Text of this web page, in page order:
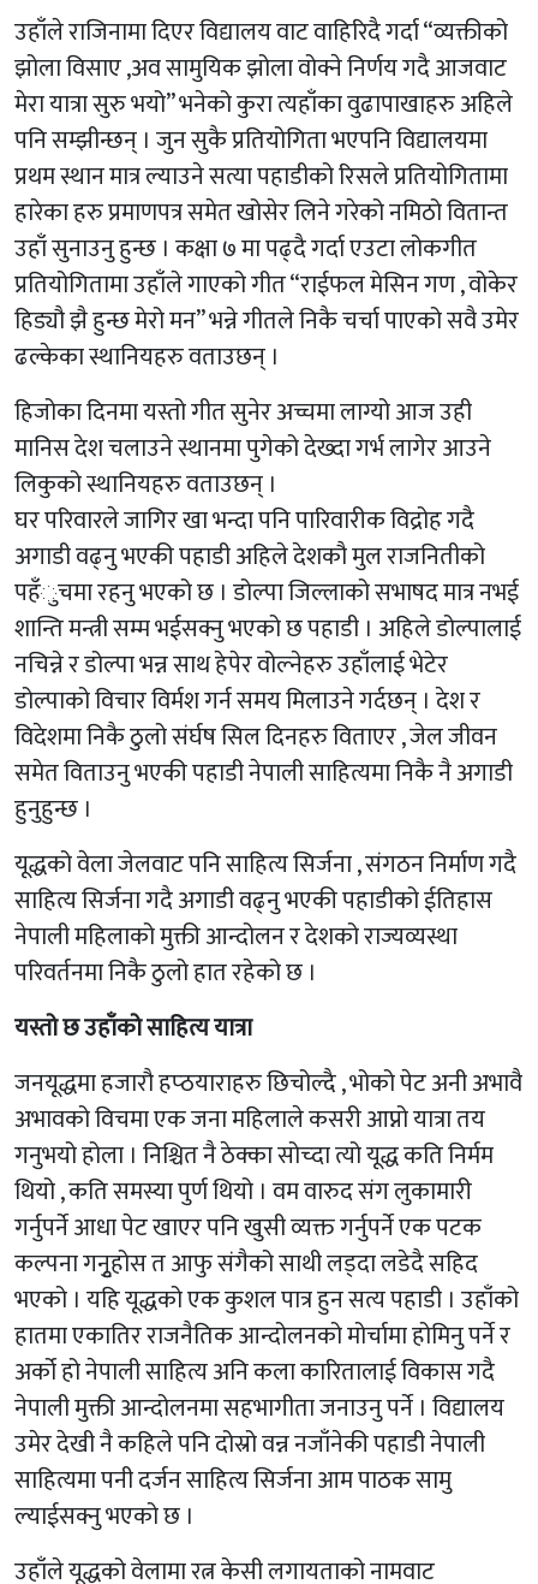
उहाँले राजिनामा दिएर विद्यालय वाट वाहिरिदै गर्दा “व्यक्तीको
झोला विसाए ,अव सामुयिक झोला वोक्ने निर्णय गदै आजवाट
मेरा यात्रा सुरु भयो” भनेको कुरा त्यहाँका वुढापाखाहरु अहिले
पनि सम्झीन्छन् । जुन सुकै प्रतियोगिता भएपनि विद्यालयमा
प्रथम स्थान मात्र ल्याउने सत्या पहाडीको रिसले प्रतियोगितामा
हारेका हरु प्रमाणपत्र समेत खोसेर लिने गरेको नमिठो वितान्त
उहाँ सुनाउनु हुन्छ । कक्षा ७ मा पढ्दै गर्दा एउटा लोकगीत
प्रतियोगितामा उहाँले गाएको गीत “राईफल मेसिन गण , वोकेर
हिड्यौ झै हुन्छ मेरो मन” भन्ने गीतले निकै चर्चा पाएको सवै उमेर
ढल्केका स्थानियहरु वताउछन् ।
हिजोका दिनमा यस्तो गीत सुनेर अच्चमा लाग्यो आज उही
मानिस देश चलाउने स्थानमा पुगेको देख्दा गर्भ लागेर आउने
लिकुको स्थानियहरु वताउछन् ।
घर परिवारले जागिर खा भन्दा पनि पारिवारीक विद्रोह गदै
अगाडी वढ्नु भएकी पहाडी अहिले देशकौ मुल राजनितीको
पहँुचमा रहनु भएको छ । डोल्पा जिल्लाको सभाषद मात्र नभई
शान्ति मन्त्री सम्म भईसक्नु भएको छ पहाडी । अहिले डोल्पालाई
नचिन्ने र डोल्पा भन्न साथ हेपेर वोल्नेहरु उहाँलाई भेटेर
डोल्पाको विचार विर्मश गर्न समय मिलाउने गर्दछन् । देश र
विदेशमा निकै ठुलो संर्घष सिल दिनहरु विताएर , जेल जीवन
समेत विताउनु भएकी पहाडी नेपाली साहित्यमा निकै नै अगाडी
हुनुहुन्छ ।
यूद्धको वेला जेलवाट पनि साहित्य सिर्जना , संगठन निर्माण गदै
साहित्य सिर्जना गदै अगाडी वढ्नु भएकी पहाडीको ईतिहास
नेपाली महिलाको मुक्ती आन्दोलन र देशको राज्यव्यस्था
परिवर्तनमा निकै ठुलो हात रहेको छ ।
यस्तो छ उहाँको साहित्य यात्रा
जनयूद्धमा हजारौ हप्ठयाराहरु छिचोल्दै , भोको पेट अनी अभावै
अभावको विचमा एक जना महिलाले कसरी आप्नो यात्रा तय
गनुभयो होला । निश्चित नै ठेक्का सोच्दा त्यो यूद्ध कति निर्मम
थियो , कति समस्या पुर्ण थियो । वम वारुद संग लुकामारी
गर्नुपर्ने आधा पेट खाएर पनि खुसी व्यक्त गर्नुपर्ने एक पटक
कल्पना गनुृहोस त आफु संगैको साथी लड्दा लडेदै सहिद
भएको । यहि यूद्धको एक कुशल पात्र हुन सत्य पहाडी । उहाँको
हातमा एकातिर राजनैतिक आन्दोलनको मोर्चामा होमिनु पर्ने र
अर्को हो नेपाली साहित्य अनि कला कारितालाई विकास गदै
नेपाली मुक्ती आन्दोलनमा सहभागीता जनाउनु पर्ने । विद्यालय
उमेर देखी नै कहिले पनि दोस्रो वन्न नजाँनेकी पहाडी नेपाली
साहित्यमा पनी दर्जन साहित्य सिर्जना आम पाठक सामु
ल्याईसक्नु भएको छ ।
उहाँले यूद्धको वेलामा रत्न केसी लगायताको नामवाट